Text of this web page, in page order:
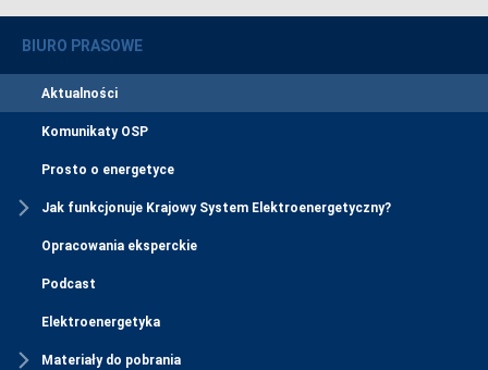
BIURO PRASOWE
Aktualności
Komunikaty OSP
Prosto o energetyce
Jak funkcjonuje Krajowy System Elektroenergetyczny?
Opracowania eksperckie
Podcast
Elektroenergetyka
Materiały do pobrania